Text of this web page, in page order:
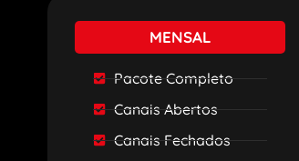
MENSAL
Pacote Completo
Canais Abertos
Canais Fechados